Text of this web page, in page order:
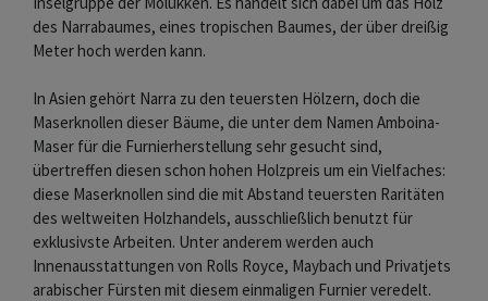
des Narrabaumes, eines tropischen Baumes, der über dreißig
Meter hoch werden kann.
In Asien gehört Narra zu den teuersten Hölzern, doch die
Maserknollen dieser Bäume, die unter dem Namen Amboina-
Maser für die Furnierherstellung sehr gesucht sind,
übertreffen diesen schon hohen Holzpreis um ein Vielfaches:
diese Maserknollen sind die mit Abstand teuersten Raritäten
des weltweiten Holzhandels, ausschließlich benutzt für
exklusivste Arbeiten. Unter anderem werden auch
Innenausstattungen von Rolls Royce, Maybach und Privatjets
arabischer Fürsten mit diesem einmaligen Furnier veredelt.